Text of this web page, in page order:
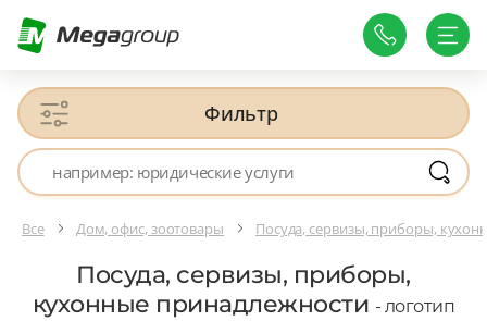
Фильтр
Все Дом, офис, зоотовары Посуда, сервизы, приборы,
Посуда, сервизы, приборы,
кухонные принадлежности - логотип